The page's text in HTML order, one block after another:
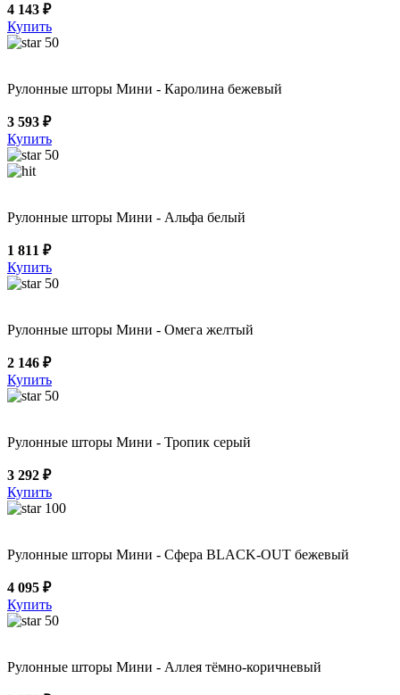
4 143 ₽
Купить
50
Рулонные шторы Мини - Каролина бежевый
3 593 ₽
Купить
50
Рулонные шторы Мини - Альфа белый
1 811 ₽
Купить
50
Рулонные шторы Мини - Омега желтый
2 146 ₽
Купить
50
Рулонные шторы Мини - Тропик серый
3 292 ₽
Купить
100
Рулонные шторы Мини - Сфера BLACK-OUT бежевый
4 095 ₽
Купить
50
Рулонные шторы Мини - Аллея тёмно-коричневый